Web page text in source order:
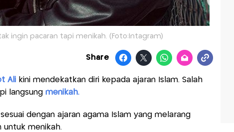
ingin pacaran tapi menikah. (Foto:Intagram)
Share
Alikini mendekatkan diri kepada ajaran Islam. Salah
langsung menikah.
dengan ajaran agama Islam yang melarang
untuk menikah.